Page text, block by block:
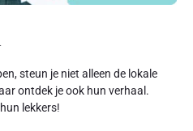
steun je niet alleen de lokale
ontdek je ook hun verhaal.
lekkers!